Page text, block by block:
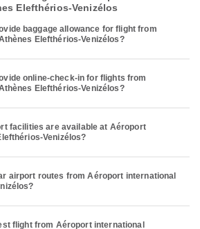
Elefthérios-Venizélos
baggage allowance for flight from
Elefthérios-Venizélos?
online-check-in for flights from
Elefthérios-Venizélos?
facilities are available at Aéroport
Venizélos?
airport routes from Aéroport international
flight from Aéroport international